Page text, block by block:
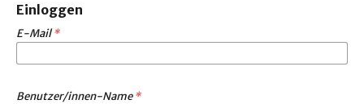
Einloggen
E-Mail*
Benutzer/innen-Name*